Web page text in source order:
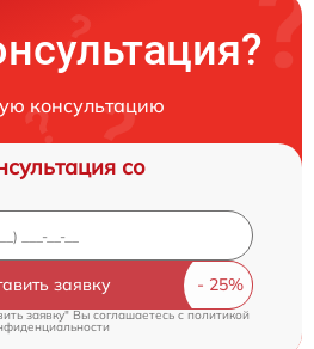
консультацию
со
заявку
заявку" Вы соглашаетесь c политикой